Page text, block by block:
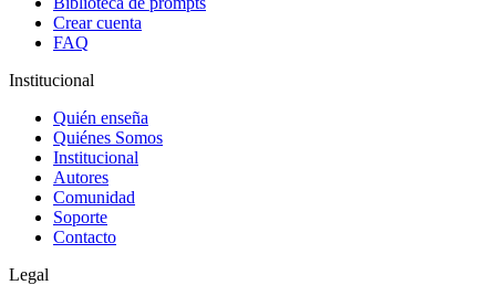
Crear cuenta
FAQ
Institucional
Quién enseña
Quiénes Somos
Institucional
Autores
Comunidad
Soporte
Contacto
Legal